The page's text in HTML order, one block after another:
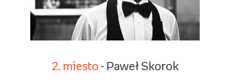
2. miesto - Paweł Skorok